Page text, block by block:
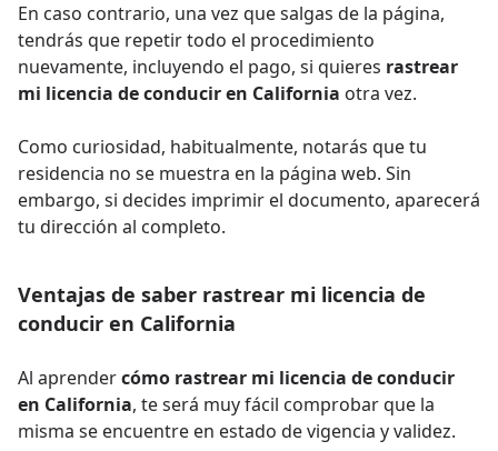
En caso contrario, una vez que salgas de la página,
tendrás que repetir todo el procedimiento
nuevamente, incluyendo el pago, si quieres rastrear
mi licencia de conducir en California otra vez.
Como curiosidad, habitualmente, notarás que tu
residencia no se muestra en la página web. Sin
embargo, si decides imprimir el documento, aparecerá
tu dirección al completo.
Ventajas de saber rastrear mi licencia de
conducir en California
Al aprendercómo rastrear mi licencia de conducir
en California, te será muy fácil comprobar que la
misma se encuentre en estado de vigencia y validez.